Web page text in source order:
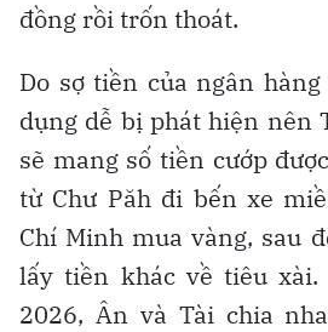
đồng rồi trốn thoát.
Do sợ tiền của ngân
dụng dễ bị phát hiện nên
sẽ mang số tiền cướp
từ Chư Păh đi bến xe
Chí Minh mua vàng, sau
lấy tiền khác về tiêu
2026, Ân và Tài chia